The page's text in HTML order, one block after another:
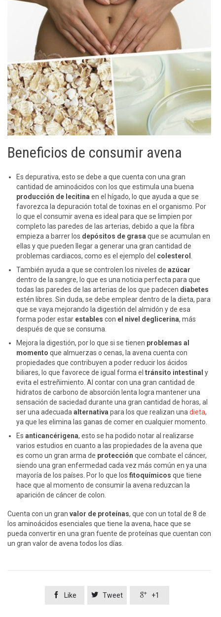
Beneficios de consumir avena
Es depurativa, esto se debe a que cuenta con una gran
cantidad de aminoácidos con los que estimula una buena
producción de lecitina en el hígado, lo que ayuda a que se
favorezca la depuración total de toxinas en el organismo. Por
lo que el consumir avena es ideal para que se limpien por
completo las paredes de las arterias, debido a que la fibra
empieza a barrer los depósitos de grasa que se acumulan en
ellas y que pueden llegar a generar una gran cantidad de
problemas cardiacos, como es el ejemplo del colesterol
También ayuda a que se controlen los niveles deazúcar
dentro de la sangre, lo que es una noticia perfecta para que
todas las paredes de las arterias de los que padecen diabetes
estén libres. Sin duda, se debe emplear dentro de la dieta, para
que se vaya mejorando la digestión del almidón y de esa
forma poder estar estables con el nivel deglicerina, más
después de que se consuma.
Mejora la digestión, por lo que si se tienen problemas al
momento que almuerzas o cenas, la avena cuenta con
propiedades que contribuyen a poder reducir los ácidos
biliares, lo que favorece de igual forma eltránsito intestinal y
evita el estreñimiento. Al contar con una gran cantidad de
hidratos de carbono de absorción lenta logra mantener una
sensación de saciedad durante una gran cantidad de horas, al
ser una adecuadaalternativa para los que realizan unadieta,
ya que les elimina las ganas de comer en cualquier momento.
Esanticancérigena, esto se ha podido notar al realizarse
varios estudios en cuanto a las propiedades de la avena que
es como un gran arma de protección que combate el cáncer,
siendo una gran enfermedad cada vez más común en ya una
mayoría de los países. Por lo que losfitoquímicos que tiene
hace que al momento de consumir la avena reduzcan la
aparición de cáncer de colon.
Cuenta con un gran valor de proteínas, que con un total de 8 de
los aminoácidos esenciales que tiene la avena, hace que se
pueda convertir en una gran fuente de proteínas que cuentan con
un gran valor de avena todos los días.
 Like  Tweet  +1